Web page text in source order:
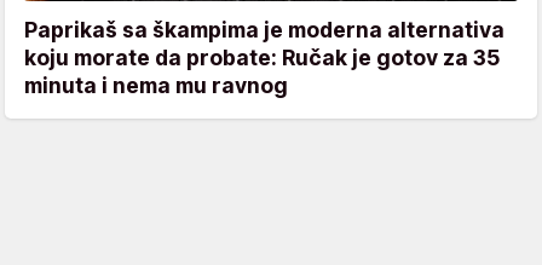
Paprikaš sa škampima je moderna alternativa
koju morate da probate: Ručak je gotov za 35
minuta i nema mu ravnog